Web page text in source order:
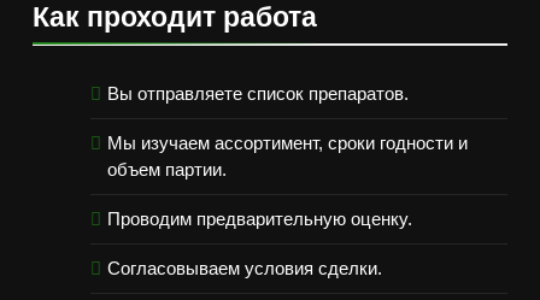
Как проходит работа
Вы отправляете список препаратов.
Мы изучаем ассортимент, сроки годности и
объем партии.
Проводим предварительную оценку.
Согласовываем условия сделки.